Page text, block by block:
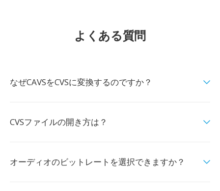
よくある質問
なぜCAVSをCVSに変換するのですか？
CVSファイルの開き方は？
オーディオのビットレートを選択できますか？